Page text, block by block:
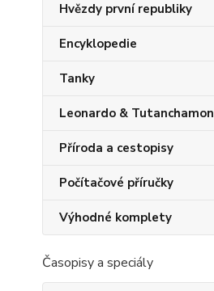
Hvězdy první republiky
Encyklopedie
Tanky
Leonardo & Tutanchamon
Příroda a cestopisy
Počítačové příručky
Výhodné komplety
Časopisy a speciály